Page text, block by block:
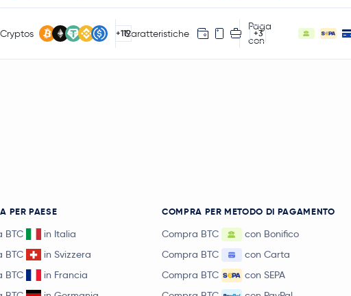
Cryptos +119Caratteristiche +3
Paga
con
PER PAESE
BTC
in Italia
BTC
in Svizzera
BTC
in Francia
COMPRA PER METODO DI PAGAMENTO
Compra BTC
con Bonifico
Compra BTC
con Carta
Compra BTC
con SEPA